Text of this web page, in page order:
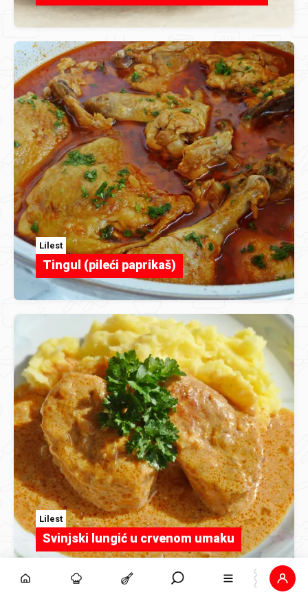
Lilest
Tingul (pileći paprikaš)
Lilest
Svinjski lungić u crvenom umaku